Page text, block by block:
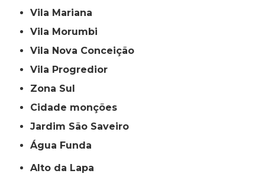
Vila Mariana
Vila Morumbi
Vila Nova Conceição
Vila Progredior
Zona Sul
cidade monções
jardim São Saveiro
Água Funda
Alto da Lapa